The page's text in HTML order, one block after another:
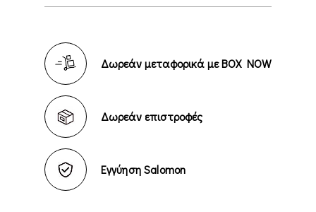
Δωρεάν μεταφορικά με BOX NOW
Δωρεάν επιστροφές
Εγγύηση Salomon